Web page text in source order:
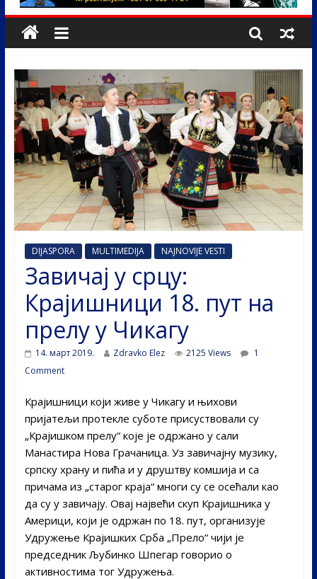
DIJASPORA MULTIMEDIJA NAJNOVIJE VESTI
Завичај у срцу:
Крајишници 18. пут на
прелу у Чикагу
14. март 2019. Zdravko Elez 2125 Views
1
Comment
Крајишници који живе у Чикагу и њихови
пријатељи протекле суботе присуствовали су
„Крајишком прелу“ које је одржано у сали
Манастира Нова Грачаница. Уз завичајну музику,
српску храну и пића и у друштву комшија и са
причама из „старог краја“ многи су се осећали као
да су у завичају. Овај највећи скуп Крајишника у
Америци, који је одржан по 18. пут, организује
Удружење Крајишких Срба „Прело“ чији је
председник Љубинко Шпегар говорио о
активностима тог Удружења.